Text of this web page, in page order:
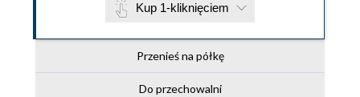
Kup 1-kliknięciem
Przenieś na półkę
Do przechowalni